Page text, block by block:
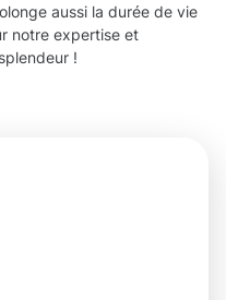
aussi la durée de vie
notre expertise et
!